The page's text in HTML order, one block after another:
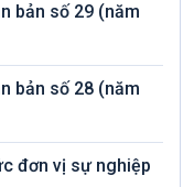
bản số 29 (năm
bản số 28 (năm
đơn vị sự nghiệp